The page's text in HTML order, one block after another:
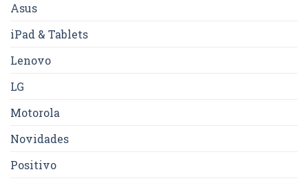
Asus
iPad & Tablets
Lenovo
LG
Motorola
Novidades
Positivo